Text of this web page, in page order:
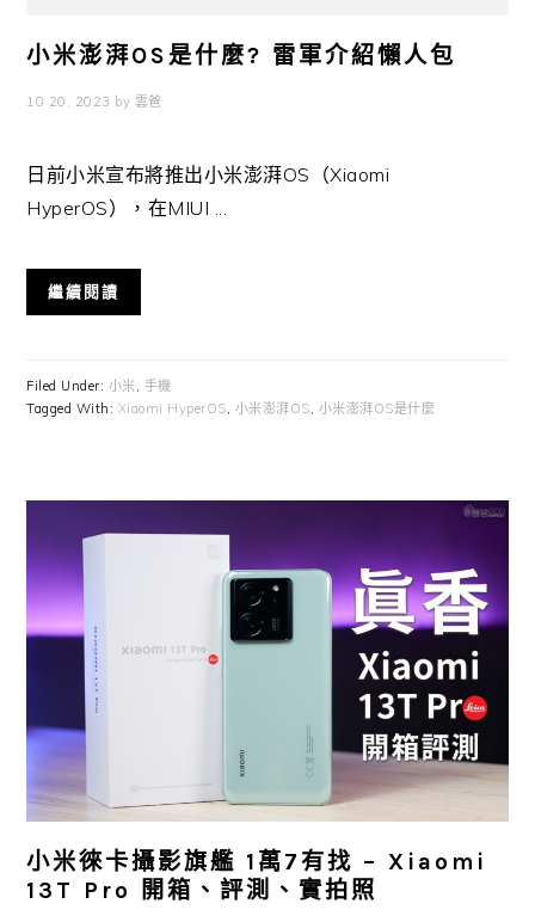
小米澎湃OS是什麼? 雷軍介紹懶人包
10 20, 2023 by 雲爸
日前小米宣布將推出小米澎湃OS（Xiaomi
HyperOS），在MIUI ...
繼續閱讀
Filed Under: 小米, 手機
Tagged With: Xiaomi HyperOS, 小米澎湃OS, 小米澎湃OS是什麼
小米徠卡攝影旗艦 1萬7有找 – Xiaomi
13T Pro 開箱、評測、實拍照